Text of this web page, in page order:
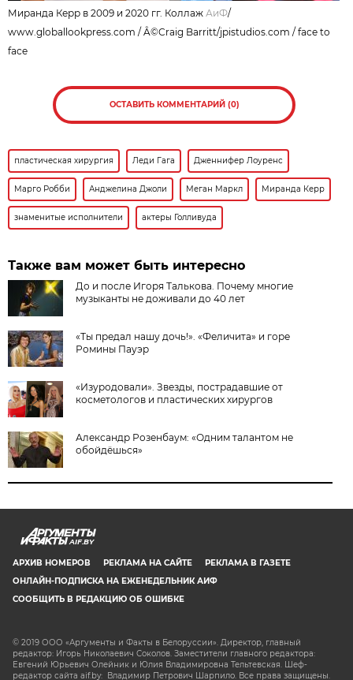
Миранда Керр в 2009 и 2020 гг. Коллаж АиФ/
www.globallookpress.com / Â©Craig Barritt/jpistudios.com / face to
face
ОСТАВИТЬ КОММЕНТАРИЙ (0)
пластическая хирургия Леди Гага Дженнифер Лоуренс
Марго Робби Анджелина Джоли Меган Маркл Миранда Керр
знаменитые исполнители актеры Голливуда
Также вам может быть интересно
До и после Игоря Талькова. Почему многие
музыканты не доживали до 40 лет
«Ты предал нашу дочь!». «Феличита» и горе
Ромины Пауэр
«Изуродовали». Звезды, пострадавшие от
косметологов и пластических хирургов
Александр Розенбаум: «Одним талантом не
обойдёшься»
AIF.BY
АРХИВ НОМЕРОВ РЕКЛАМА НА САЙТЕ
РЕКЛАМА В ГАЗЕТЕ
ОНЛАЙН-ПОДПИСКА НА ЕЖЕНЕДЕЛЬНИК АИФ
СООБЩИТЬ В РЕДАКЦИЮ ОБ ОШИБКЕ
© 2019 ООО «Аргументы и Факты в Белоруссии». Директор, главный
редактор: Игорь Николаевич Соколов. Заместители главного редактора:
Евгений Юрьевич Олейник и Юлия Владимировна Тельтевская. Шеф-
редактор сайта aif.by: Владимир Петрович Шарпило. Все права защищены.